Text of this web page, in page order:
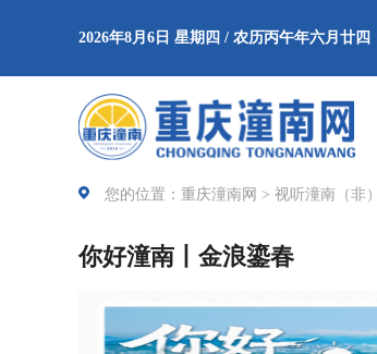
2026年8月6日 星期四 / 农历丙午年六月廿四
您的位置：重庆潼南网 > 视听潼南（非）
你好潼南丨金浪鎏春